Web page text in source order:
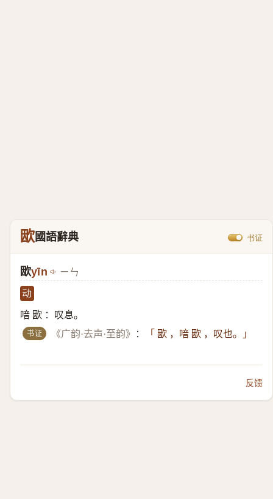
欭國語辭典 书证
欭yīn ㄧㄣ
动
喑 欭 ：叹息。
书证 《广韵·去声·至韵》 ： 「 欭 ，喑 欭 ，叹也。」
反馈